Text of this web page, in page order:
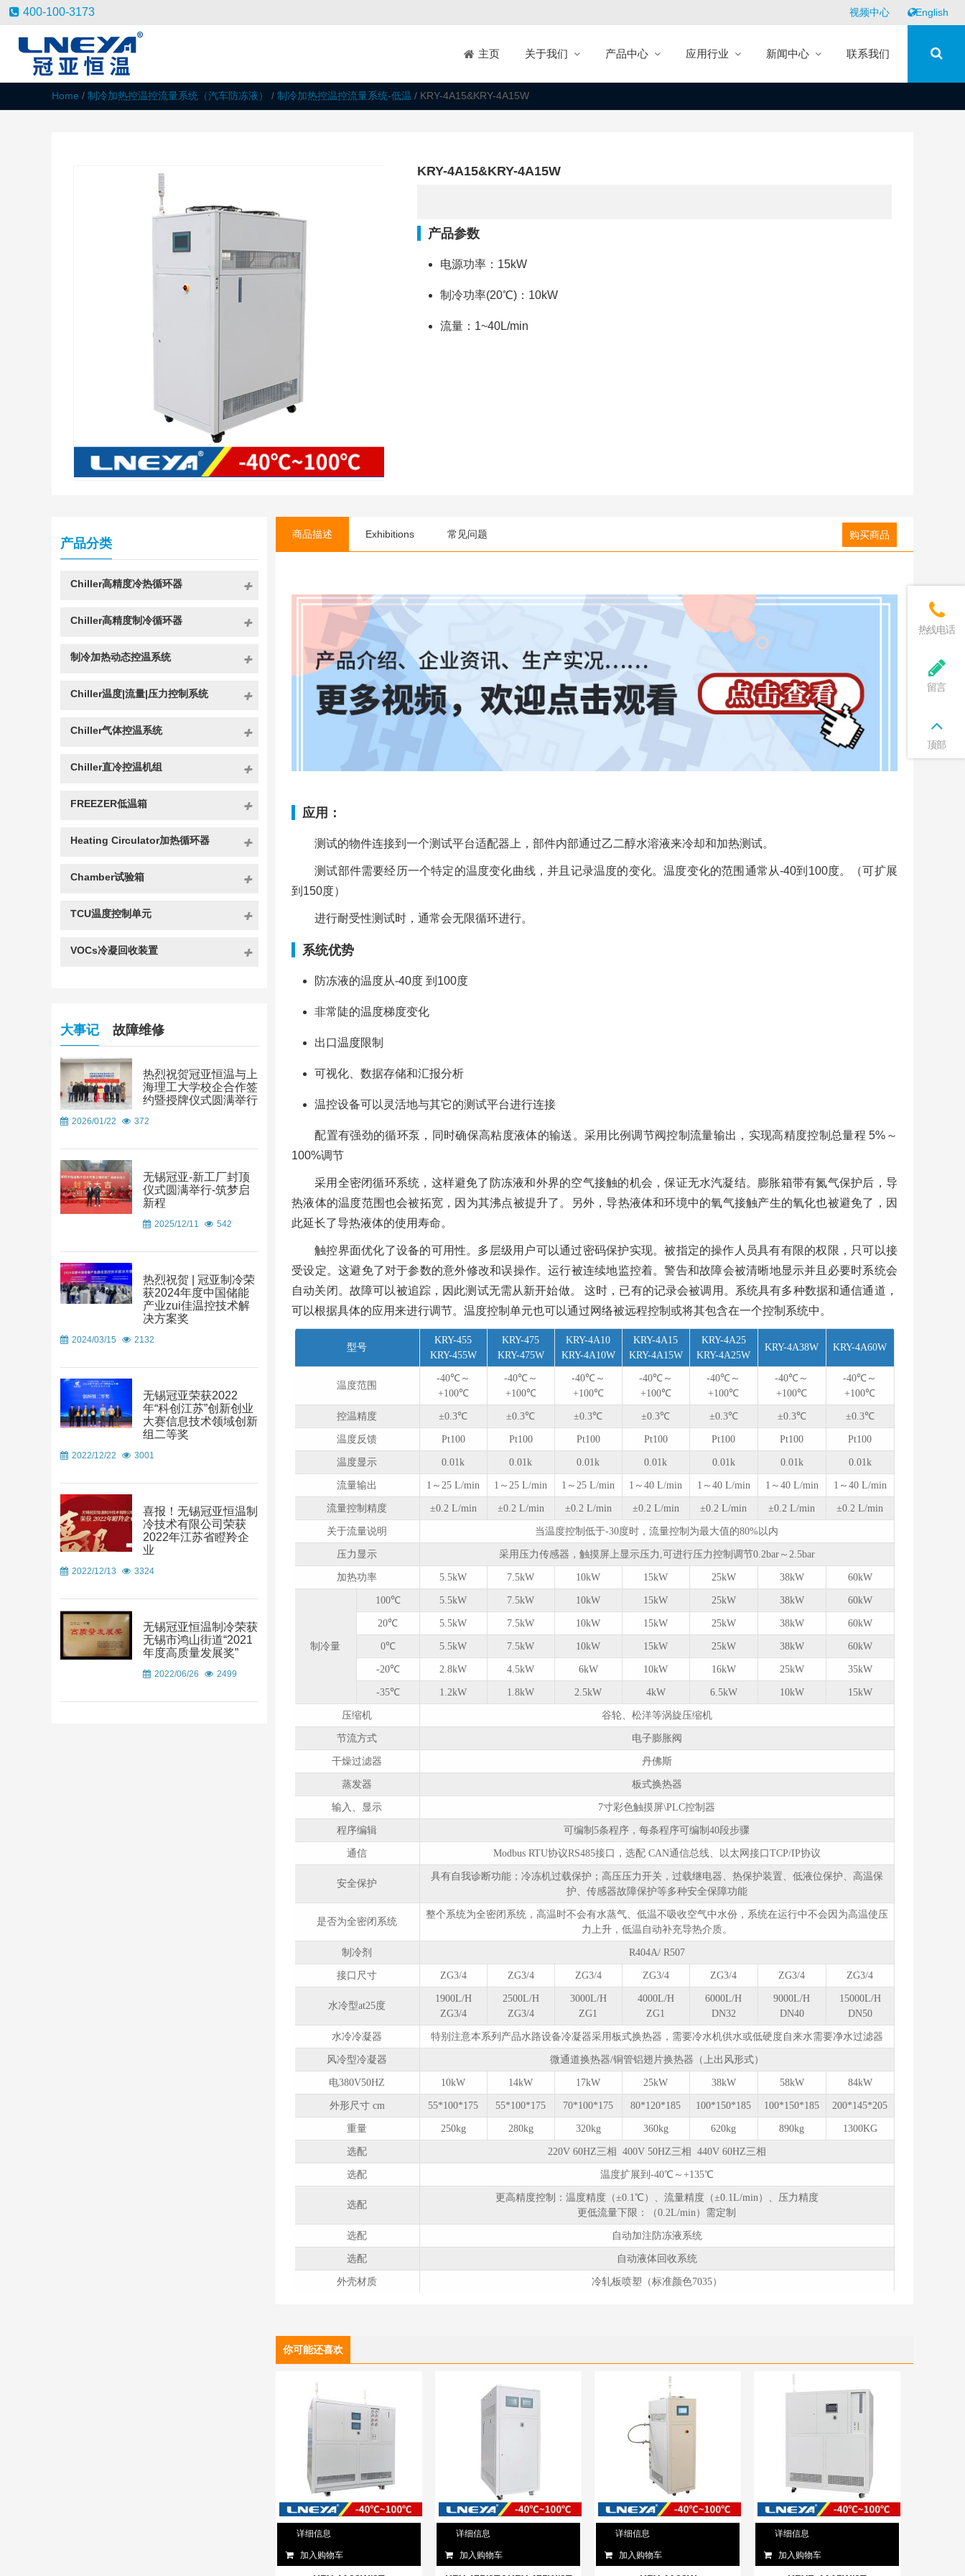
400-100-3173 视频中心 English
主页 关于我们 产品中心 应用行业 新闻中心 联系我们
Home / 制冷加热控温控流量系统（汽车防冻液） / 制冷加热控温控流量系统-低温 / KRY-4A15&KRY-4A15W
KRY-4A15&KRY-4A15W
产品参数
电源功率：15kW
制冷功率(20℃)：10kW
流量：1~40L/min
商品描述 Exhibitions 常见问题 购买商品
应用：
测试的物件连接到一个测试平台适配器上，部件内部通过乙二醇水溶液来冷却和加热测试。
测试部件需要经历一个特定的温度变化曲线，并且记录温度的变化。温度变化的范围通常从-40到100度。（可扩展
到150度）
进行耐受性测试时，通常会无限循环进行。
系统优势
防冻液的温度从-40度 到100度
非常陡的温度梯度变化
出口温度限制
可视化、数据存储和汇报分析
温控设备可以灵活地与其它的测试平台进行连接
配置有强劲的循环泵，同时确保高粘度液体的输送。采用比例调节阀控制流量输出，实现高精度控制总量程 5%～
100%调节
采用全密闭循环系统，这样避免了防冻液和外界的空气接触的机会，保证无水汽凝结。膨胀箱带有氮气保护后，导
热液体的温度范围也会被拓宽，因为其沸点被提升了。另外，导热液体和环境中的氧气接触产生的氧化也被避免了，因
此延长了导热液体的使用寿命。
触控界面优化了设备的可用性。多层级用户可以通过密码保护实现。被指定的操作人员具有有限的权限，只可以接
受设定。这避免了对于参数的意外修改和误操作。运行被连续地监控着。警告和故障会被清晰地显示并且必要时系统会
自动关闭。故障可以被追踪，因此测试无需从新开始做。 这时，已有的记录会被调用。系统具有多种数据和通信通道，
可以根据具体的应用来进行调节。温度控制单元也可以通过网络被远程控制或将其包含在一个控制系统中。
型号
KRY-455
KRY-455W
KRY-475
KRY-475W
KRY-4A10
KRY-4A10W
KRY-4A15
KRY-4A15W
KRY-4A25
KRY-4A25W
KRY-4A38W KRY-4A60W
温度范围
-40℃～
+100℃
-40℃～
+100℃
-40℃～
+100℃
-40℃～
+100℃
-40℃～
+100℃
-40℃～
+100℃
-40℃～
+100℃
控温精度 ±0.3℃ ±0.3℃ ±0.3℃ ±0.3℃ ±0.3℃ ±0.3℃ ±0.3℃
温度反馈 Pt100 Pt100 Pt100 Pt100 Pt100 Pt100 Pt100
温度显示 0.01k 0.01k 0.01k 0.01k 0.01k 0.01k 0.01k
流量输出 1～25 L/min 1～25 L/min 1～25 L/min 1～40 L/min 1～40 L/min 1～40 L/min 1～40 L/min
流量控制精度 ±0.2 L/min ±0.2 L/min ±0.2 L/min ±0.2 L/min ±0.2 L/min ±0.2 L/min ±0.2 L/min
关于流量说明 当温度控制低于-30度时，流量控制为最大值的80%以内
压力显示 采用压力传感器，触摸屏上显示压力,可进行压力控制调节0.2bar～2.5bar
加热功率 5.5kW 7.5kW 10kW 15kW 25kW 38kW 60kW
制冷量
100℃ 5.5kW 7.5kW 10kW 15kW 25kW 38kW 60kW
20℃ 5.5kW 7.5kW 10kW 15kW 25kW 38kW 60kW
0℃ 5.5kW 7.5kW 10kW 15kW 25kW 38kW 60kW
-20℃ 2.8kW 4.5kW 6kW 10kW 16kW 25kW 35kW
-35℃ 1.2kW 1.8kW 2.5kW 4kW 6.5kW 10kW 15kW
压缩机 谷轮、松洋等涡旋压缩机
节流方式 电子膨胀阀
干燥过滤器 丹佛斯
蒸发器 板式换热器
输入、显示 7寸彩色触摸屏\PLC控制器
程序编辑 可编制5条程序，每条程序可编制40段步骤
通信 Modbus RTU协议RS485接口，选配 CAN通信总线、以太网接口TCP/IP协议
安全保护
具有自我诊断功能；冷冻机过载保护；高压压力开关，过载继电器、热保护装置、低液位保护、高温保
护、传感器故障保护等多种安全保障功能
是否为全密闭系统
整个系统为全密闭系统，高温时不会有水蒸气、低温不吸收空气中水份，系统在运行中不会因为高温使压
力上升，低温自动补充导热介质。
制冷剂 R404A/ R507
接口尺寸 ZG3/4 ZG3/4 ZG3/4 ZG3/4 ZG3/4 ZG3/4 ZG3/4
水冷型at25度
1900L/H
ZG3/4
2500L/H
ZG3/4
3000L/H
ZG1
4000L/H
ZG1
6000L/H
DN32
9000L/H
DN40
15000L/H
DN50
水冷冷凝器 特别注意本系列产品水路设备冷凝器采用板式换热器，需要冷水机供水或低硬度自来水需要净水过滤器
风冷型冷凝器 微通道换热器/铜管铝翅片换热器（上出风形式）
电380V50HZ 10kW 14kW 17kW 25kW 38kW 58kW 84kW
外形尺寸 cm 55*100*175 55*100*175 70*100*175 80*120*185 100*150*185 100*150*185 200*145*205
重量 250kg 280kg 320kg 360kg 620kg 890kg 1300KG
选配 220V 60HZ三相 400V 50HZ三相 440V 60HZ三相
选配 温度扩展到-40℃～+135℃
选配
更高精度控制：温度精度（±0.1℃）、流量精度（±0.1L/min）、压力精度
更低流量下限：（0.2L/min）需定制
选配 自动加注防冻液系统
选配 自动液体回收系统
外壳材质 冷轧板喷塑（标准颜色7035）
你可能还喜欢
详细信息
加入购物车
详细信息
加入购物车
详细信息
加入购物车
详细信息
加入购物车
产品分类
Chiller高精度冷热循环器
Chiller高精度制冷循环器
制冷加热动态控温系统
Chiller温度|流量|压力控制系统
Chiller气体控温系统
Chiller直冷控温机组
FREEZER低温箱
Heating Circulator加热循环器
Chamber试验箱
TCU温度控制单元
VOCs冷凝回收装置
大事记 故障维修
热烈祝贺冠亚恒温与上
海理工大学校企合作签
约暨授牌仪式圆满举行
2026/01/22 372
无锡冠亚-新工厂封顶
仪式圆满举行-筑梦启
新程
2025/12/11 542
热烈祝贺 | 冠亚制冷荣
获2024年度中国储能
产业zui佳温控技术解
决方案奖
2024/03/15 2132
无锡冠亚荣获2022
年“科创江苏”创新创业
大赛信息技术领域创新
组二等奖
2022/12/22 3001
喜报！无锡冠亚恒温制
冷技术有限公司荣获
2022年江苏省瞪羚企
业
2022/12/13 3324
无锡冠亚恒温制冷荣获
无锡市鸿山街道“2021
年度高质量发展奖”
2022/06/26 2499
无锡冠亚制冷加热控温
解决方案
无锡冠亚冷热一体机低
压报警解决方案
2022/12/12 2916
冠亚恒温制冷加热循环
装置循环泵热过载保护
解决方案
2022/12/12 3482
无锡冠亚恒温高低温循
环机压缩机热过载保护
2022/12/12
无锡冠亚恒温制冷制热
一体机制冷剂泄露检查
2022/12/12 2577
热线电话
留言
顶部